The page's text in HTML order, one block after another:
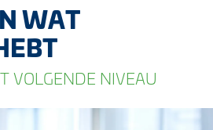
WAT
VOLGENDE NIVEAU